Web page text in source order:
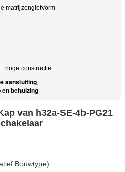
matrijzengietvorm
hoge constructie
aansluiting,
behuizing
van h32a-SE-4b-PG21
Bouwtype)